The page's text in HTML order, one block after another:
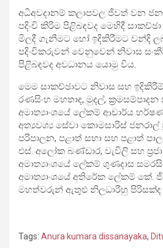
අධිඅවදානම් කලාපවල ජීවත් වන
පදිංචි කිරිම පිළිබඳවද මෙහිදී
මිලදී ගැනීමට හෝ ඉදිකිරීමට වන්දි
පදිංචිකරුවන් වෙනුවෙන් නිවාස
පිළිබඳවද අවධානය යොමු විය.
මෙම සාකච්ඡාවට නිවාස සහ
රණසිංහ මහතාද, මුදල්,
අමාත්‍යාංශයේ ලේකම් ආචාර්ය
අත්‍යවශ්‍ය සේවා කොමසාරිස් ජනරාල්
පරිපාලන, පළාත් සභා සහ පළාත්
එස්. අලෝක බණ්ඩාර, වැවිලි සහ
අමාත්‍යාංශයේ ලේකම් ගුණදාස
අමාත්‍යාංශයේ අතිරේක ලේකම් කේ.
මහත්වරුන් ඇතුළු නිලධාරීහු පිරිසක්ද
Tags: Anura kumara dissanayaka,